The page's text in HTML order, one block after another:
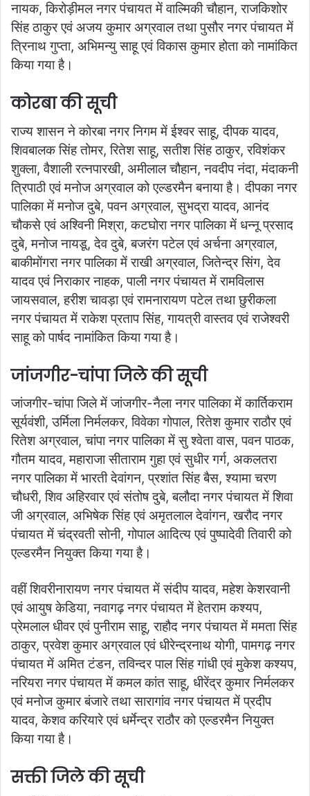
नायक, किरोड़ीमल नगर पंचायत में वाल्मिकी चौहान, राजकिशोर
सिंह ठाकुर एवं अजय कुमार अग्रवाल तथा पुसौर नगर पंचायत में
त्रिनाथ गुप्ता, अभिमन्यु साहू एवं विकास कुमार होता को नामांकित
किया गया है।
कोरबा की सूची
राज्य शासन ने कोरबा नगर निगम में ईश्वर साहू, दीपक यादव,
शिवबालक सिंह तोमर, रितेश साहू, सतीश सिंह ठाकुर, रविशंकर
शुक्ला, वैशाली रत्नपारखी, अमीलाल चौहान, नवदीप नंदा, मंदाकनी
त्रिपाठी एवं मनोज अग्रवाल को एल्डरमैन बनाया है। दीपका नगर
पालिका में मनोज दुबे, पवन अग्रवाल, सुभद्रा यादव, आनंद
चौकसे एवं अश्विनी मिश्रा, कटघोरा नगर पालिका में धन्नू प्रसाद
दुबे, मनोज नायडू, देव दुबे, बजरंग पटेल एवं अर्चना अग्रवाल,
बाकीमोंगरा नगर पालिका में राखी अग्रवाल, जितेन्द्र सिंग, देव
यादव एवं निराकार नाहक, पाली नगर पंचायत में रामविलास
जायसवाल, हरीश चावड़ा एवं रामनारायण पटेल तथा छुरीकला
नगर पंचायत में राकेश प्रताप सिंह, गायत्री वास्तव एवं राजेश्वरी
साहू को पार्षद नामांकित किया गया है।
जांजगीर-चांपा जिले की सूची
जांजगीर-चांपा जिले में जांजगीर-नैला नगर पालिका में कार्तिकराम
सूर्यवंशी, उर्मिला निर्मलकर, विवेका गोपाल, रितेश कुमार राठौर एवं
रितेश अग्रवाल, चांपा नगर पालिका में सु श्वेता वास, पवन पाठक,
गौतम यादव, महाराजा सीताराम गुहा एवं सुधीर गर्ग, अकलतरा
नगर पालिका में भारती देवांगन, प्रशांत सिंह बैस, श्यामा चरण
चौधरी, शिव अहिरवार एवं संतोष दुबे, बलौदा नगर पंचायत में शिवा
जी अग्रवाल, अभिषेक सिंह एवं अमृतलाल देवांगन, खरौद नगर
पंचायत में चंद्रवती सोनी, गोपाल आदित्य एवं पुष्पादेवी तिवारी को
एल्डरमैन नियुक्त किया गया है।
वहीं शिवरीनारायण नगर पंचायत में संदीप यादव, महेश केशरवानी
एवं आयुष केडिया, नवागढ़ नगर पंचायत में हेतराम कश्यप,
प्रेमलाल धीवर एवं पुनीराम साहू, राहौद नगर पंचायत में ममता सिंह
ठाकुर, प्रवेश कुमार अग्रवाल एवं धीरेन्द्रनाथ योगी, पामगढ़ नगर
पंचायत में अमित टंडन, तविन्दर पाल सिंह गांधी एवं मुकेश कश्यप,
नरियरा नगर पंचायत में कमल कांत साहू, धीरेंद्र कुमार निर्मलकर
एवं मनोज कुमार बंजारे तथा सारागांव नगर पंचायत में प्रदीप
यादव, केशव करियारे एवं धर्मेन्द्र राठौर को एल्डरमैन नियुक्त
किया गया है।
सक्ती जिले की सूची